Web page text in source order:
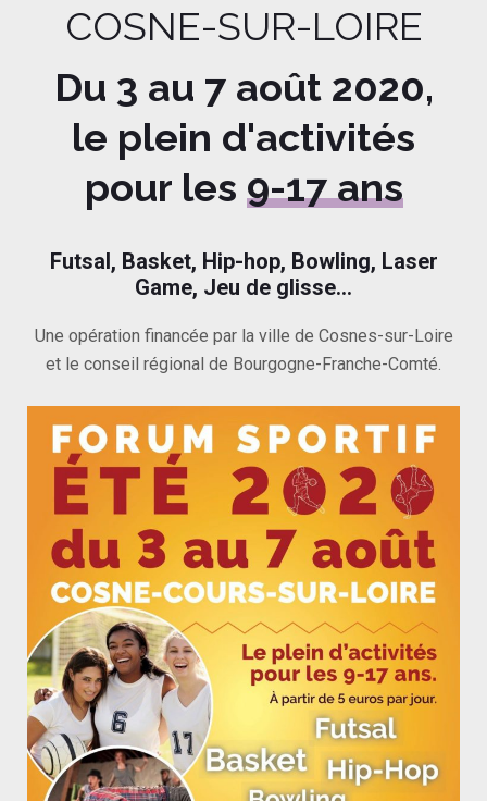
COSNE-SUR-LOIRE
Du 3 au 7 août 2020,
le plein d'activités
pour les 9-17 ans
Futsal, Basket, Hip-hop, Bowling, Laser
Game, Jeu de glisse...
Une opération financée par la ville de Cosnes-sur-Loire
et le conseil régional de Bourgogne-Franche-Comté.